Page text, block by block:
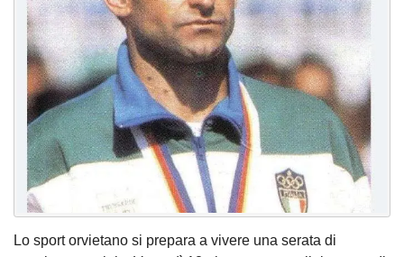
Lo sport orvietano si prepara a vivere una serata di